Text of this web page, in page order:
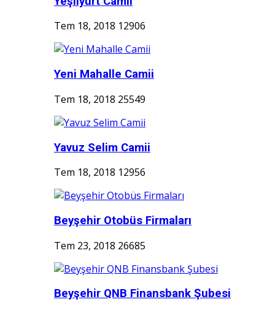
Tem 18, 2018 12906
Yeni Mahalle Camii
Tem 18, 2018 25549
Yavuz Selim Camii
Tem 18, 2018 12956
Beyşehir Otobüs Firmaları
Tem 23, 2018 26685
Beyşehir QNB Finansbank Şubesi